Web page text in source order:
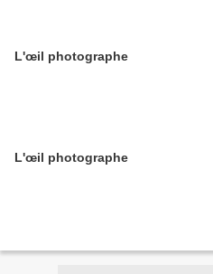
L'œil photographe
L'œil photographe